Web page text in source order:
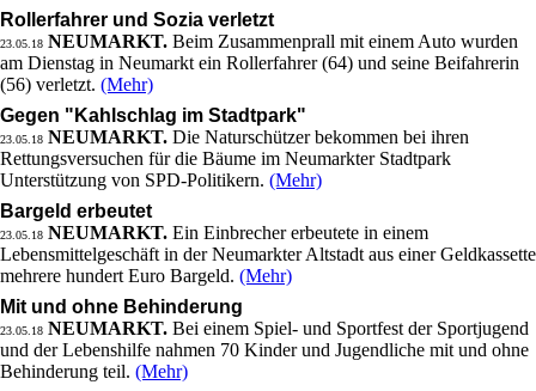
Rollerfahrer und Sozia verletzt
23.05.18 NEUMARKT. Beim Zusammenprall mit einem Auto wurden
am Dienstag in Neumarkt ein Rollerfahrer (64) und seine Beifahrerin
(56) verletzt. (Mehr)
Gegen "Kahlschlag im Stadtpark"
23.05.18 NEUMARKT. Die Naturschützer bekommen bei ihren
Rettungsversuchen für die Bäume im Neumarkter Stadtpark
Unterstützung von SPD-Politikern. (Mehr)
Bargeld erbeutet
23.05.18 NEUMARKT. Ein Einbrecher erbeutete in einem
Lebensmittelgeschäft in der Neumarkter Altstadt aus einer Geldkassette
mehrere hundert Euro Bargeld. (Mehr)
Mit und ohne Behinderung
23.05.18 NEUMARKT. Bei einem Spiel- und Sportfest der Sportjugend
und der Lebenshilfe nahmen 70 Kinder und Jugendliche mit und ohne
Behinderung teil. (Mehr)